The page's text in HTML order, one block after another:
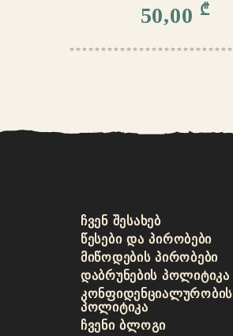
50,00 ₾
ᲩᲕᲔᲜ ᲨᲔᲡᲐᲮᲔᲑ
ᲬᲔᲡᲔᲑᲘ ᲓᲐ ᲞᲘᲠᲝᲑᲔᲑᲘ
ᲛᲘᲬᲝᲓᲔᲑᲘᲡ ᲞᲘᲠᲝᲑᲔᲑᲘ
ᲓᲐᲑᲠᲣᲜᲔᲑᲘᲡ ᲞᲝᲚᲘᲢᲘᲙᲐ
ᲙᲝᲜᲤᲘᲓᲔᲜᲪᲘᲐᲚᲣᲠᲝᲑᲘᲡ
ᲞᲝᲚᲘᲢᲘᲙᲐ
ᲩᲕᲔᲜᲘ ᲑᲚᲝᲒᲘ